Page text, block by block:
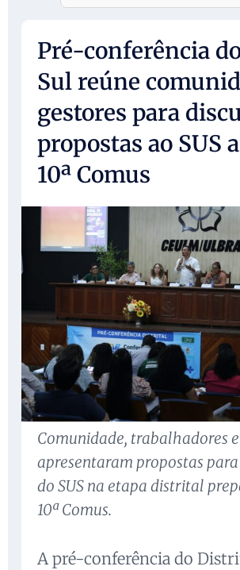
Pré-conferência
Sul reúne
gestores para
propostas ao SUS
10ª Comus
Comunidade, trabalhadores
apresentaram propostas
do SUS na etapa distrital
10ª Comus.
A pré-conferência do